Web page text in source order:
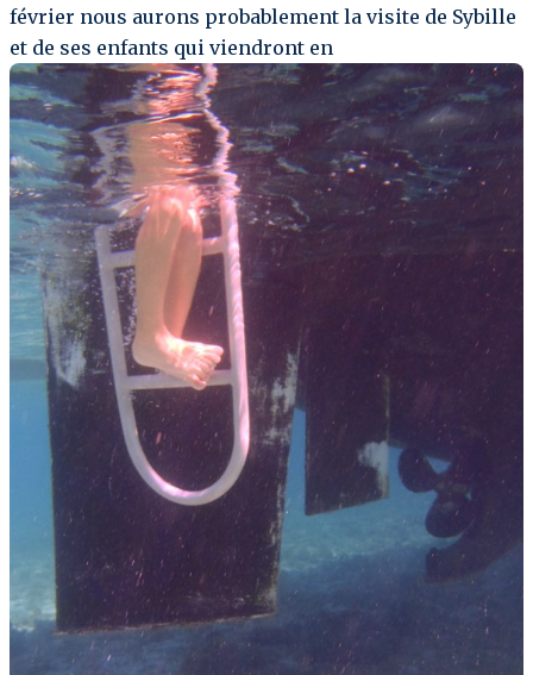
février nous aurons probablement la visite de Sybille
et de ses enfants qui viendront en